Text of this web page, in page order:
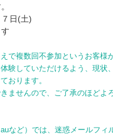
７日(土)
で複数回不参加というお客様
験していただけるよう、現状
おります。
ませんので、ご了承のほどよ
など）では、迷惑メールフィ